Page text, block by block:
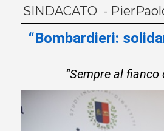
SINDACATO -
“Bombardieri:
“Sempre al